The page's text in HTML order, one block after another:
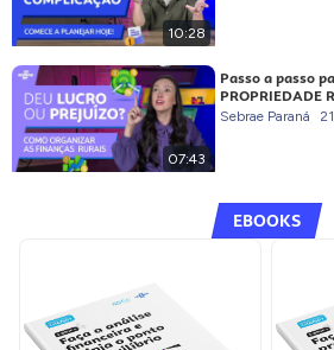
10:28
07:43
Passo a passo
PROPRIEDADE
Sebrae Paraná
EBOOKS